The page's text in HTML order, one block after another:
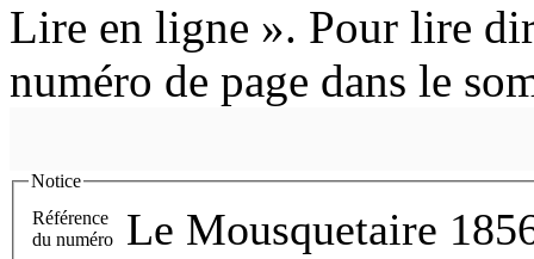
Lire en ligne ». Pour lire
numéro de page dans le
Notice
Référence
du numéro
Le Mousquetaire